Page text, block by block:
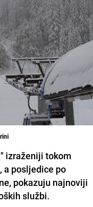
izraženiji tokom
a posljedice po
pokazuju najnoviji
službi.